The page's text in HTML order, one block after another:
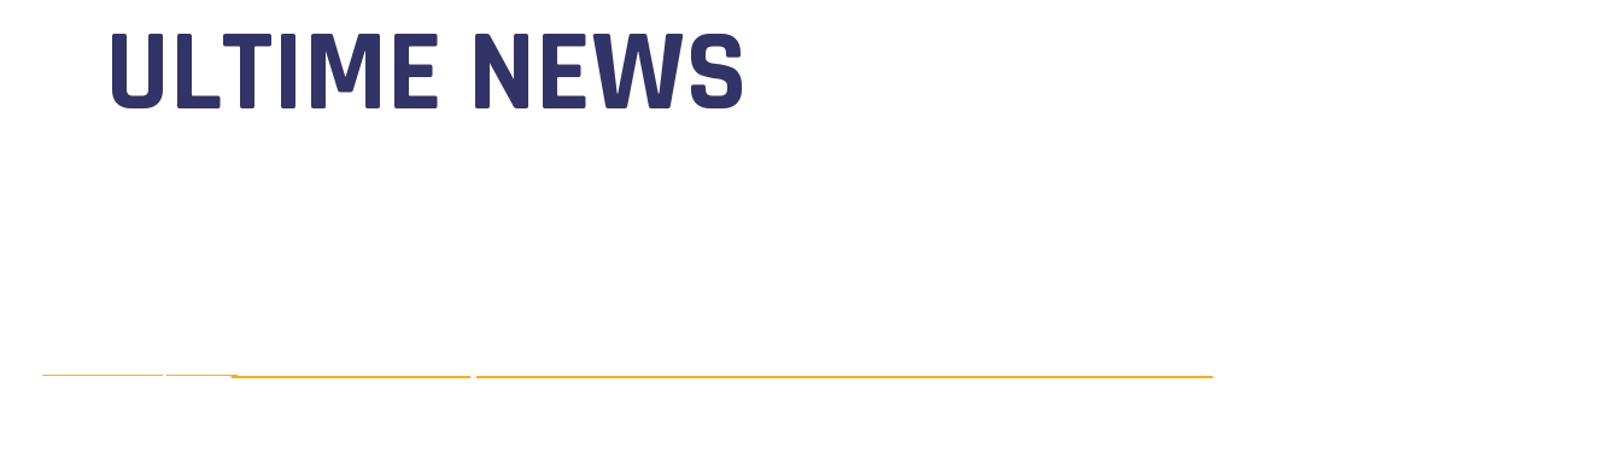
ULTIME NEWS
MOTONAUTICA CIRCUITO, DAL 7 AL 9 AGOSTO 2026 TORNA IL WATERFESTIVAL AL LAGO DI VIVERONE!